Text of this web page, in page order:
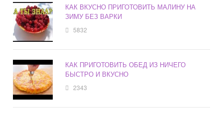
КАК ВКУСНО ПРИГОТОВИТЬ МАЛИНУ НА
ЗИМУ БЕЗ ВАРКИ
5832
КАК ПРИГОТОВИТЬ ОБЕД ИЗ НИЧЕГО
БЫСТРО И ВКУСНО
2343